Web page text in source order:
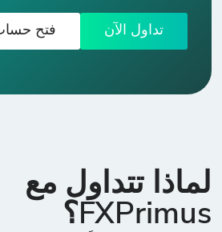
تداول الآن فتح حساب
لماذا تتداول مع
FXPrimus؟